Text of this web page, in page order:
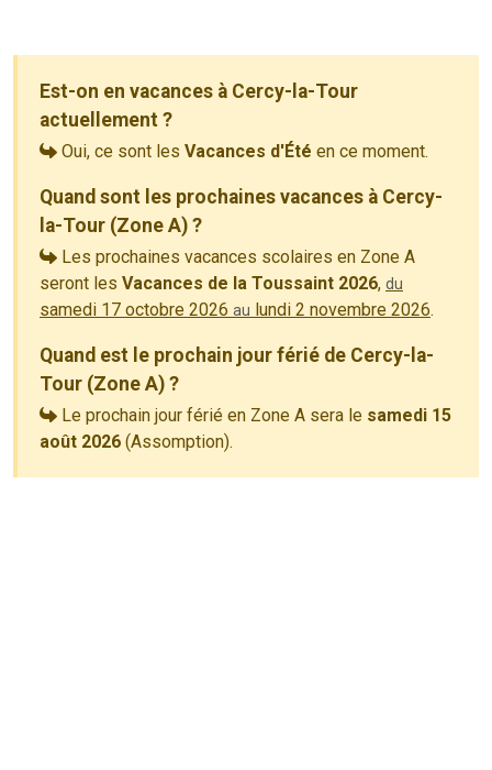
Est-on en vacances à Cercy-la-Tour
actuellement ?
Oui, ce sont les Vacances d'Été en ce moment.
Quand sont les prochaines vacances à Cercy-
la-Tour (Zone A) ?
Les prochaines vacances scolaires en Zone A
seront les Vacances de la Toussaint 2026, du
samedi 17 octobre 2026 au lundi 2 novembre 2026.
Quand est le prochain jour férié de Cercy-la-
Tour (Zone A) ?
Le prochain jour férié en Zone A sera le samedi 15
août 2026 (Assomption).